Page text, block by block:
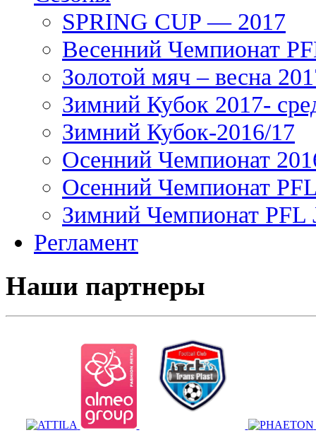
SPRING CUP — 2017
Весенний Чемпионат
Золотой мяч – весна
Зимний Кубок 2017-
Зимний Кубок-2016/17
Осенний Чемпионат
Осенний Чемпионат
Зимний Чемпионат PFL
Регламент
Наши партнеры